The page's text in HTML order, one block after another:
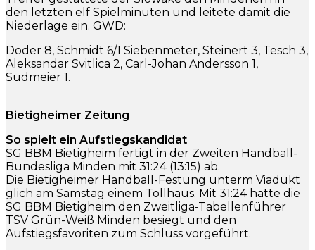
den letzten elf Spielminuten und leitete damit die
Niederlage ein. GWD:
Doder 8, Schmidt 6/1 Siebenmeter, Steinert 3, Tesch 3,
Aleksandar Svitlica 2, Carl-Johan Andersson 1,
Südmeier 1.
Bietigheimer Zeitung
So spielt ein Aufstiegskandidat
SG BBM Bietigheim fertigt in der Zweiten Handball-
Bundesliga Minden mit 31:24 (13:15) ab.
Die Bietigheimer Handball-Festung unterm Viadukt
glich am Samstag einem Tollhaus. Mit 31:24 hatte die
SG BBM Bietigheim den Zweitliga-Tabellenführer
TSV Grün-Weiß Minden besiegt und den
Aufstiegsfavoriten zum Schluss vorgeführt.